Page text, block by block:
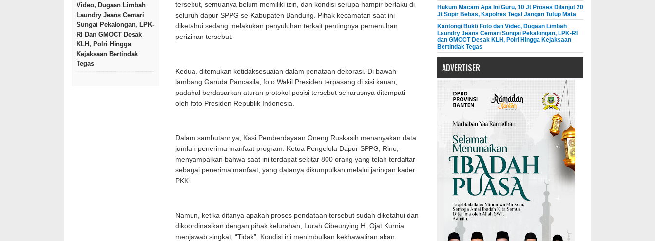
Video, Dugaan Limbah
Laundry Jeans Cemari
Sungai Pekalongan, LPK-
RI Dan GMOCT Desak
KLH, Polri Hingga
Kejaksaan Bertindak
Tegas
tersebut, semuanya belum memiliki izin, dan kondisi serupa hampir berlaku di
seluruh dapur SPPG se-Kabupaten Bandung. Pihak kecamatan saat ini
diketahui sedang melakukan penyuluhan terkait pentingnya pemenuhan
perizinan tersebut.
Kedua, ditemukan ketidaksesuaian dalam penataan dekorasi. Di bawah
lambang Garuda Pancasila, foto Wakil Presiden terpasang di sisi kanan,
padahal berdasarkan aturan protokol posisi tersebut seharusnya ditempati
oleh foto Presiden Republik Indonesia.
Dalam sambutannya, Kasi Pemberdayaan Oneng Ruskasih menanyakan data
jumlah penerima manfaat program. Ketua Pengelola Dapur SPPG, Rino,
menyampaikan bahwa saat ini terdapat sekitar 800 orang yang telah terdaftar
sebagai penerima manfaat, yang datanya dikumpulkan melalui jaringan kader
PKK.
Namun, ketika ditanya apakah proses pendataan tersebut sudah diketahui dan
dikoordinasikan dengan pihak kelurahan, Lurah Cibeunying H. Ojat Kurnia
menjawab singkat, “Tidak”. Kondisi ini menimbulkan kekhawatiran akan
Hukum Macam Apa Ini Guru, 10 Jt Proses Dilanjut 20
Jt Sopir Bebas, Kapolres Tegal Jangan Tutup Mata
Kantongi Bukti Foto dan Video, Dugaan Limbah
Laundry Jeans Cemari Sungai Pekalongan, LPK-RI
dan GMOCT Desak KLH, Polri Hingga Kejaksaan
Bertindak Tegas
ADVERTISER